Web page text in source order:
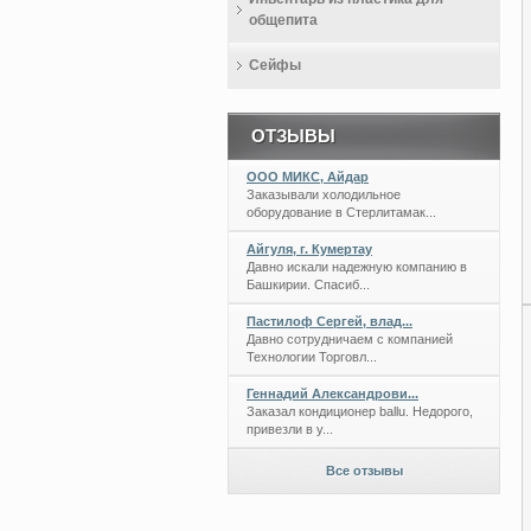
общепита
Сейфы
ОТЗЫВЫ
ООО МИКС, Айдар
Заказывали холодильное
оборудование в Стерлитамак...
Айгуля, г. Кумертау
Давно искали надежную компанию в
Башкирии. Спасиб...
Пастилоф Сергей, влад...
Давно сотрудничаем с компанией
Технологии Торговл...
Геннадий Александрови...
Заказал кондиционер ballu. Недорого,
привезли в у...
Все отзывы